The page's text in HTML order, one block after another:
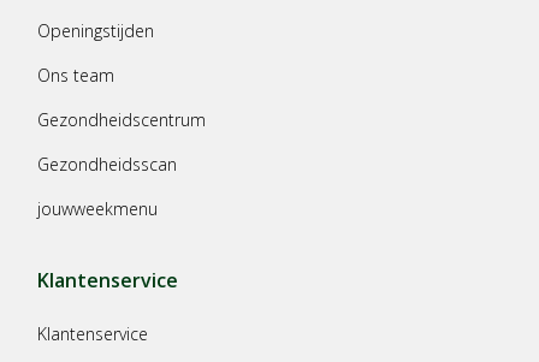
Openingstijden
Ons team
Gezondheidscentrum
Gezondheidsscan
jouwweekmenu
Klantenservice
Klantenservice